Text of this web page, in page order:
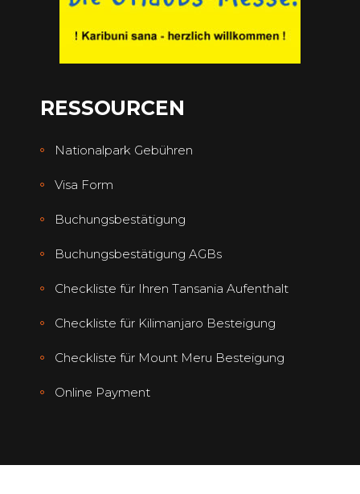
RESSOURCEN
Nationalpark Gebühren
Visa Form
Buchungsbestätigung
Buchungsbestätigung AGBs
Checkliste für Ihren Tansania Aufenthalt
Checkliste für Kilimanjaro Besteigung
Checkliste für Mount Meru Besteigung
Online Payment